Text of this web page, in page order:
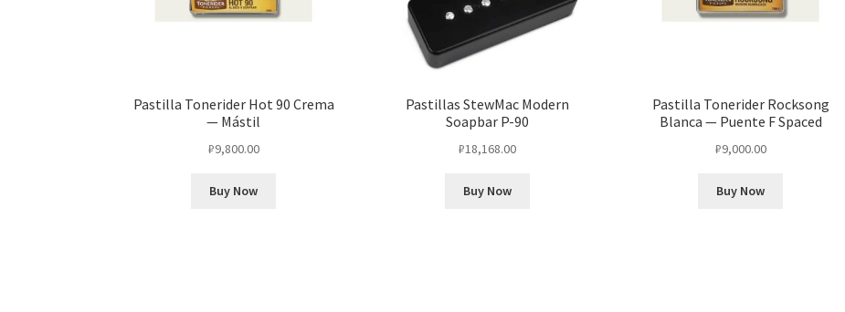
Pastilla Tonerider Hot 90 Crema
— Mástil
₽9,800.00
Buy Now
Pastillas StewMac Modern
Soapbar P-90
₽18,168.00
Buy Now
Pastilla Tonerider Rocksong
Blanca — Puente F Spaced
₽9,000.00
Buy Now